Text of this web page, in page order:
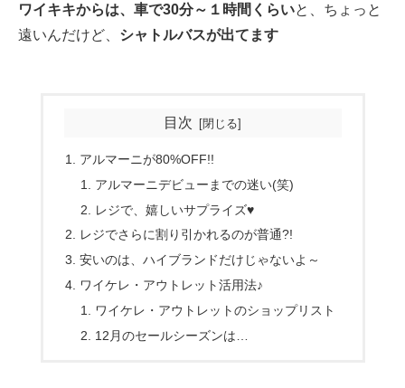
ワイキキからは、車で30分～１時間くらいと、ちょっと
遠いんだけど、 シャトルバスが出てます
目次
アルマーニが80%OFF!!
アルマーニデビューまでの迷い(笑)
レジで、嬉しいサプライズ♥
レジでさらに割り引かれるのが普通?!
安いのは、ハイブランドだけじゃないよ～
ワイケレ・アウトレット活用法♪
ワイケレ・アウトレットのショップリスト
12月のセールシーズンは…